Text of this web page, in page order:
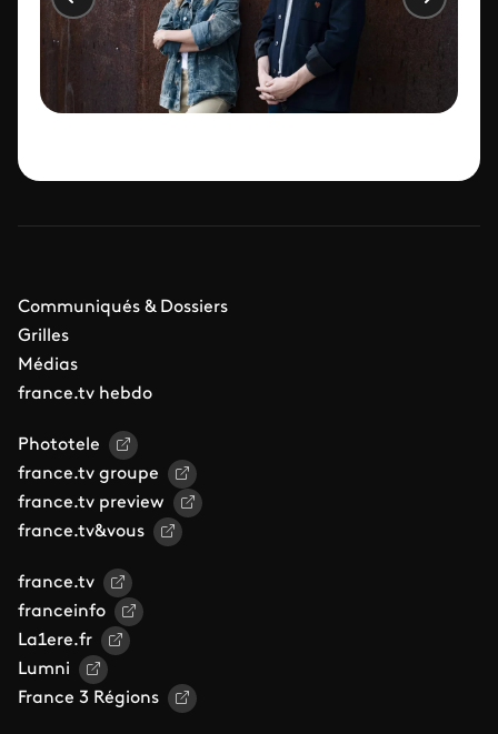
Communiqués & Dossiers
Grilles
Médias
france.tv hebdo
Phototele
france.tv groupe
france.tv preview
france.tv&vous
france.tv
franceinfo
La1ere.fr
Lumni
France 3 Régions